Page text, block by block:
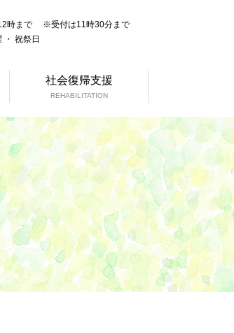
時まで ※受付は11時30分まで
・ 祝祭日
社会復帰支援
REHABILITATION